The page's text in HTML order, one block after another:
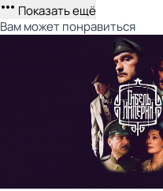
Показать ещё
Вам может понравиться